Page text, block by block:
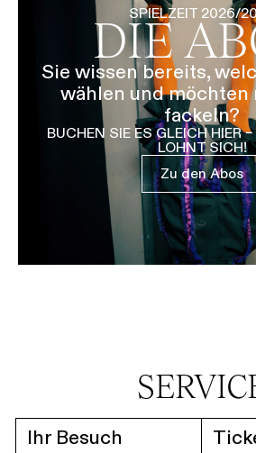
SPIELZEIT 2026/
DIE
Sie wissen bereits,
wählen und möchten
fackeln?
BUCHEN SIE ES GLEICH HIER
LOHNT SICH!
Zu den Abos
Ihr Besuch